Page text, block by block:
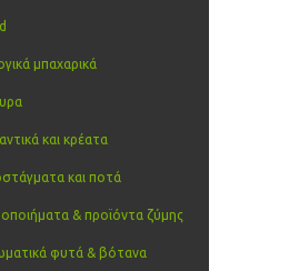
μπαχαρικά
και κρέατα
και ποτά
& προϊόντα ζύμης
φυτά & βότανα